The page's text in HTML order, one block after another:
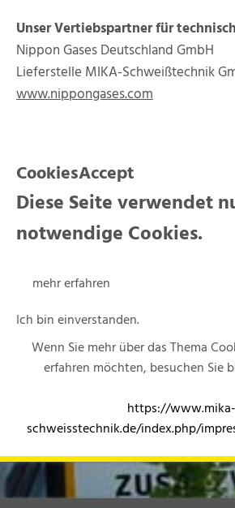
Unser Vertiebspartner für
Nippon Gases Deutschland GmbH
Lieferstelle MIKA-Schweißtechnik
www.nippongases.com
CookiesAccept
Diese Seite verwendet
notwendige Cookies.
mehr erfahren
Ich bin einverstanden.
Wenn Sie mehr über das Thema
erfahren möchten, besuchen Sie
https://www.mika-
schweisstechnik.de/index.php/